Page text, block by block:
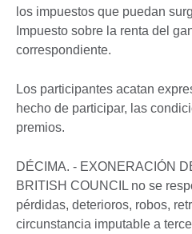
los impuestos que puedan
Impuesto sobre la renta del
correspondiente.
Los participantes acatan
hecho de participar, las
premios.
DÉCIMA. - EXONERACIÓN
BRITISH COUNCIL no se
pérdidas, deterioros, robos,
circunstancia imputable a